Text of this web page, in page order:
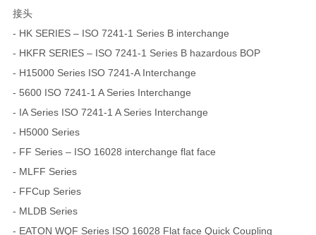
接头
- HK SERIES – ISO 7241-1 Series B interchange
- HKFR SERIES – ISO 7241-1 Series B hazardous BOP
- H15000 Series ISO 7241-A Interchange
- 5600 ISO 7241-1 A Series Interchange
- IA Series ISO 7241-1 A Series Interchange
- H5000 Series
- FF Series – ISO 16028 interchange flat face
- MLFF Series
- FFCup Series
- MLDB Series
- EATON WQF Series ISO 16028 Flat face Quick Coupling